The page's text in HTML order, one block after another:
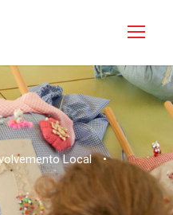
Local
•